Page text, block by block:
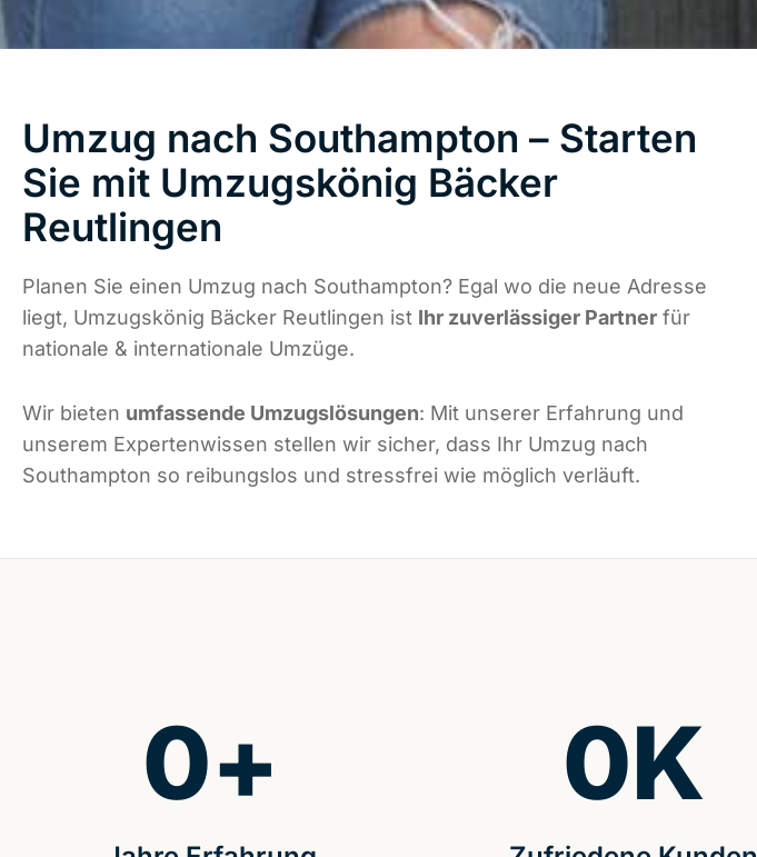
Umzug nach Southampton – Starten
Sie mit Umzugskönig Bäcker
Reutlingen
Planen Sie einen Umzug nach Southampton? Egal wo die neue Adresse
liegt, Umzugskönig Bäcker Reutlingen ist Ihr zuverlässiger Partner für
nationale & internationale Umzüge.
Wir bieten umfassende Umzugslösungen: Mit unserer Erfahrung und
unserem Expertenwissen stellen wir sicher, dass Ihr Umzug nach
Southampton so reibungslos und stressfrei wie möglich verläuft.
0+ 0K